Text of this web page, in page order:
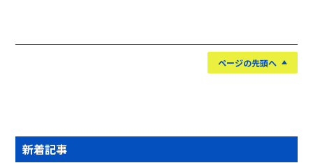
ページの先頭へ
新着記事